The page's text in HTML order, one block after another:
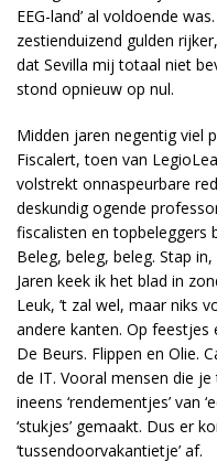
EEG-land’ al voldoende
zestienduizend gulden
dat Sevilla mij totaal niet
stond opnieuw op nul.
Midden jaren negentig viel
Fiscalert, toen van
volstrekt onnaspeurbare
deskundig ogende
fiscalisten en topbeleggers
Beleg, beleg, beleg. Stap
Jaren keek ik het blad in
Leuk, ’t zal wel, maar niks
andere kanten. Op feestjes
De Beurs. Flippen en Olie.
de IT. Vooral mensen die
ineens ‘rendementjes’ van
‘stukjes’ gemaakt. Dus er
‘tussendoorvakantietje’ af.